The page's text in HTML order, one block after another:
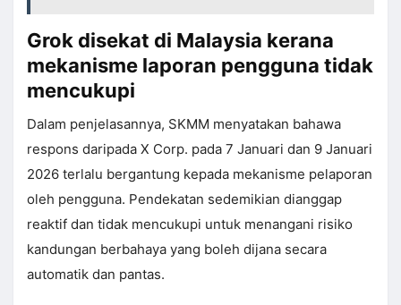
Grok disekat di Malaysia kerana
mekanisme laporan pengguna tidak
mencukupi
Dalam penjelasannya, SKMM menyatakan bahawa
respons daripada X Corp. pada 7 Januari dan 9 Januari
2026 terlalu bergantung kepada mekanisme pelaporan
oleh pengguna. Pendekatan sedemikian dianggap
reaktif dan tidak mencukupi untuk menangani risiko
kandungan berbahaya yang boleh dijana secara
automatik dan pantas.